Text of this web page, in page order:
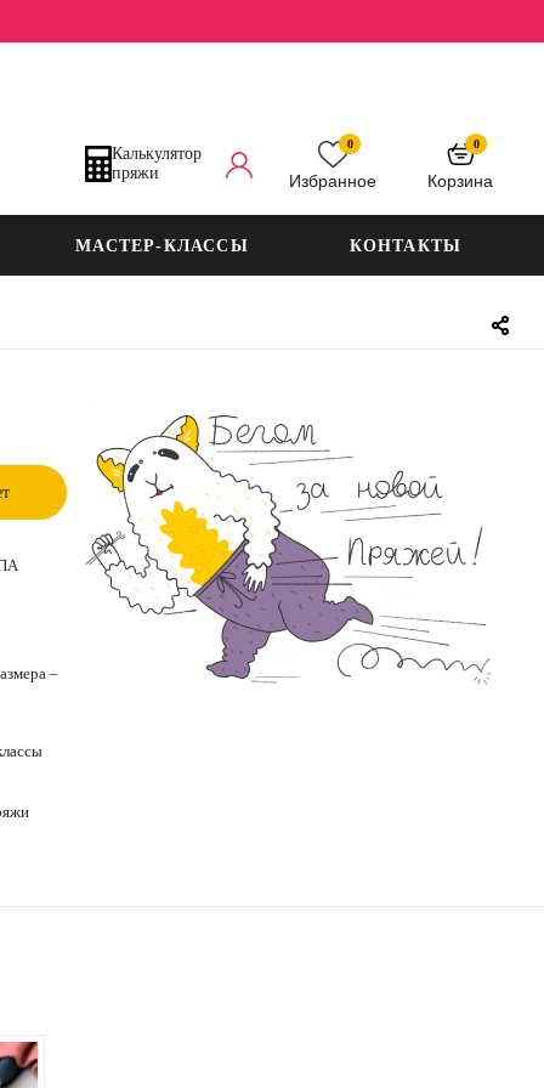
Калькулятор
пряжи
Избранное
0
Корзина
0
МАСТЕР-КЛАССЫ КОНТАКТЫ
–